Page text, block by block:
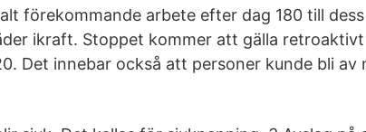
förekommande arbete efter dag 180 till
ikraft. Stoppet kommer att gälla
Det innebar också att personer kunde bli av